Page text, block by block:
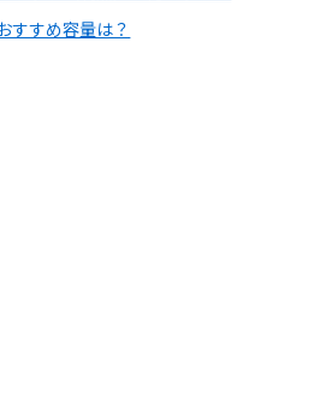
すめ容量は？